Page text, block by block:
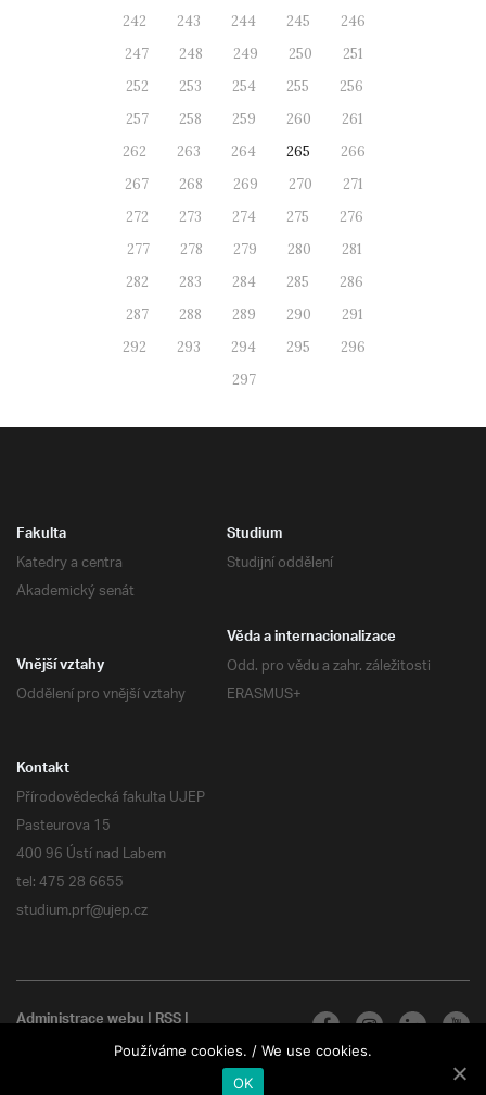
242
243 244 245
246
247
248 249 250
251
252
253 254 255
256
257
258 259 260
261
262
263 264 265
266
267
268 269 270
271
272
273 274 275
276
277
278 279 280
281
282
283 284 285
286
287
288 289 290
291
292
293 294 295
296
297
Fakulta
Katedry a centra
Akademický senát
Studium
Studijní oddělení
Věda a internacionalizace
Odd. pro vědu a zahr. záležitosti
ERASMUS+
Vnější vztahy
Oddělení pro vnější vztahy
Kontakt
Přírodovědecká fakulta UJEP
Pasteurova 15
400 96 Ústí nad Labem
tel: 475 28 6655
studium.prf@ujep.cz
Administrace webu|RSS|
Všechna práva vyhrazenaPoužíváme cookies. / We use cookies.
OK